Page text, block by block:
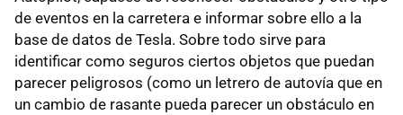
de eventos en la carretera e informar sobre ello a la
base de datos de Tesla. Sobre todo sirve para
identificar como seguros ciertos objetos que puedan
parecer peligrosos (como un letrero de autovía que en
un cambio de rasante pueda parecer un obstáculo en